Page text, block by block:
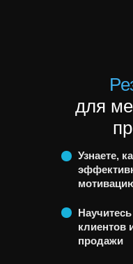
Узнаете,
для
клиентов
продажи